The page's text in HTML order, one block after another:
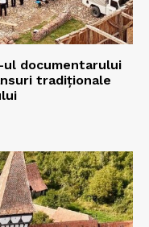
ul documentarului
tradiţionale